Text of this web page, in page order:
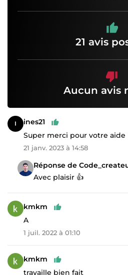
21 avis
Aucun avis
ines21
Super merci pour votre aide
21 janv. 2023 à 14:58
Réponse de
Avec plaisir 👍
kmkm
A
1 juil. 2022 à 01:10
kmkm
travaille bien fait